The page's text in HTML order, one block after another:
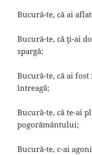
Bucură-te, că ai
Bucură-te, că ţi-ai
spargă;
Bucură-te, că ai
întreagă;
Bucură-te, că te-ai
pogorământului;
Bucură-te, c-ai